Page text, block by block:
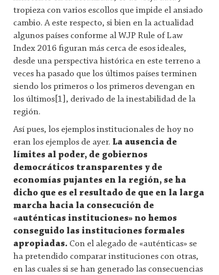
tropieza con varios escollos que impide el ansiado
cambio. A este respecto, si bien en la actualidad
algunos países conforme al WJP Rule of Law
Index 2016 figuran más cerca de esos ideales,
desde una perspectiva histórica en este terreno a
veces ha pasado que los últimos países terminen
siendo los primeros o los primeros devengan en
los últimos[1], derivado de la inestabilidad de la
región.
Así pues, los ejemplos institucionales de hoy no
eran los ejemplos de ayer. La ausencia de
límites al poder, de gobiernos
democráticos transparentes y de
economías pujantes en la región, se ha
dicho que es el resultado de que en la larga
marcha hacia la consecución de
«auténticas instituciones» no hemos
conseguido las instituciones formales
apropiadas. Con el alegado de «auténticas» se
ha pretendido comparar instituciones con otras,
en las cuales si se han generado las consecuencias